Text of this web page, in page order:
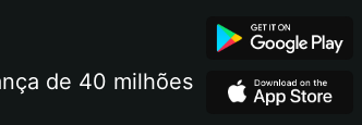
de 40 milhões